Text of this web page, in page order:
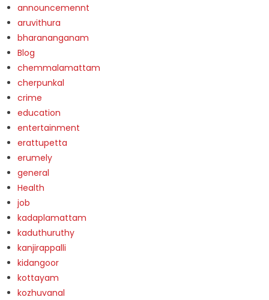
announcemennt
aruvithura
bharananganam
Blog
chemmalamattam
cherpunkal
crime
education
entertainment
erattupetta
erumely
general
Health
job
kadaplamattam
kaduthuruthy
kanjirappalli
kidangoor
kottayam
kozhuvanal